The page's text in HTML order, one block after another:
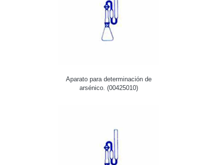
Aparato para determinación de
arsénico. (00425010)